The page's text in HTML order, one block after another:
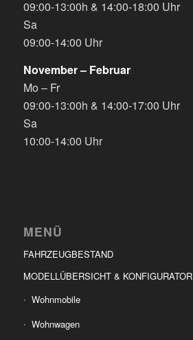
09:00-13:00h & 14:00-18:00 Uhr
Sa
09:00-14:00 Uhr
November – Februar
Mo – Fr
09:00-13:00h & 14:00-17:00 Uhr
Sa
10:00-14:00 Uhr
MENÜ
FAHRZEUGBESTAND
MODELLÜBERSICHT & KONFIGURATOR
Wohnmobile
Wohnwagen